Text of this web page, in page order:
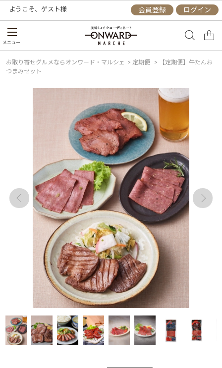
ようこそ、 ゲスト様 会員登録 ログイン
メニュー
お取り寄せグルメならオンワード・マルシェ > 定期便 >
【定期便】牛たんお
つまみセット